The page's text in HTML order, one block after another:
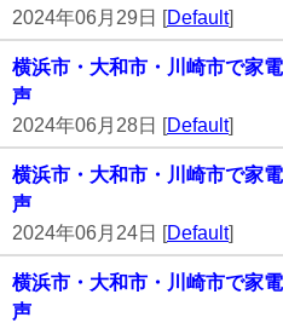
2024年06月29日 [Default]
横浜市・大和市・川崎市で家
声
2024年06月28日 [Default]
横浜市・大和市・川崎市で家
声
2024年06月24日 [Default]
横浜市・大和市・川崎市で家
声